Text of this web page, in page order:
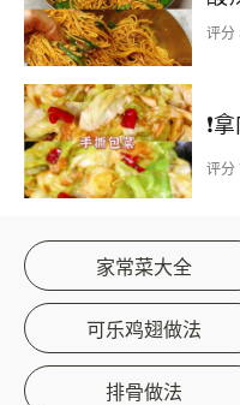
评分
评分
家常菜大全
可乐鸡翅做法
排骨做法